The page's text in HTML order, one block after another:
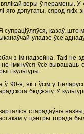
веры ў перамены. У
яго дэпутаты, сярод якіх
казаў, што
уладзе ўсе
з ім надзейна. Такі не
імкнуўся ўсё
і культуры.
90-я, як і ўсім у
бюджэту. У
старадаўнія
у цэнтры горада